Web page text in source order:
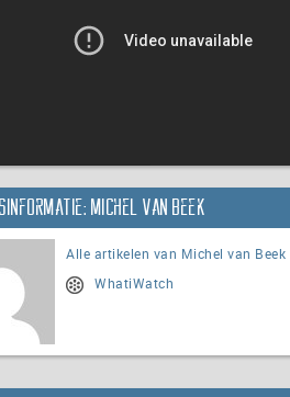
Michel van Beek
Alle artikelen van Michel van Beek
WhatiWatch